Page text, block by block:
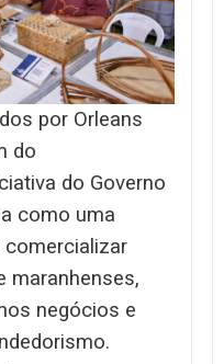
por Orleans
do
do Governo
como uma
comercializar
maranhenses,
negócios e